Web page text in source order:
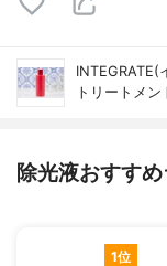
INTEGRATE(
トリートメ
除光液おすす
1位